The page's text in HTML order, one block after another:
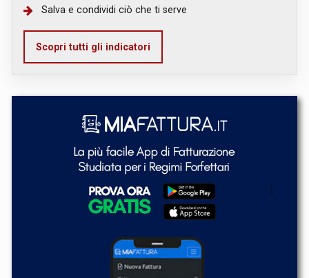
Salva e condividi ciò che ti serve
Scopri tutti gli indicatori